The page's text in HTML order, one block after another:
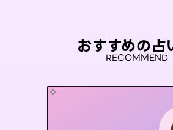
おすすめの占
RECOMMEND